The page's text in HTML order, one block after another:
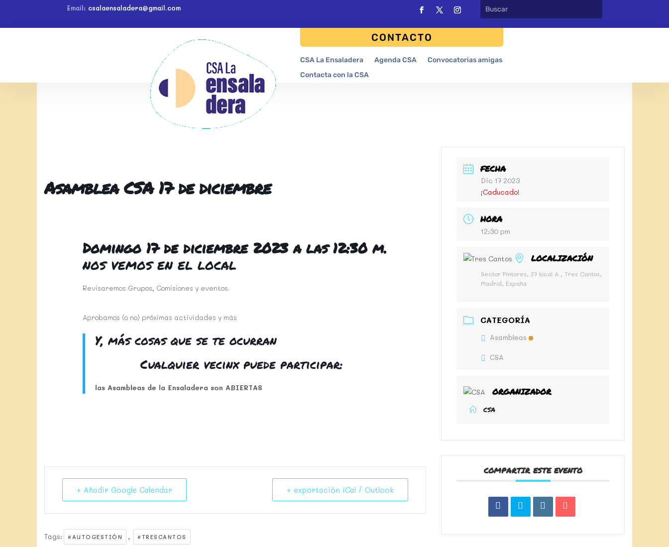
Email: csalaensaladera@gmail.com
CONTACTO
CSA La Ensaladera Agenda CSA
Convocatorias amigas
Contacta con la CSA
Asamblea CSA 17 de diciembre
Domingo 17 de diciembre 2023 a las 12:30 m.
nos vemos en el local
Revisaremos Grupos, Comisiones y eventos.
Aprobamos (o no) próximas actividades y más
Y, más cosas que se te ocurran
Cualquier vecinx puede participar:
las Asambleas de la Ensaladera son ABIERTAS
+ Añadir Google Calendar + exportación iCal / Outlook
Tags: #AUTOGESTIÓN , #TRESCANTOS
FECHA
Dic 17 2023
¡Caducado!
HORA
12:30 pm
LOCALIZACIÓN
Sector Pintores, 27 local A , Tres Cantos,
Madrid, España
CATEGORÍA
Asambleas
CSA
ORGANIZADOR
CSA
COMPARTIR ESTE EVENTO